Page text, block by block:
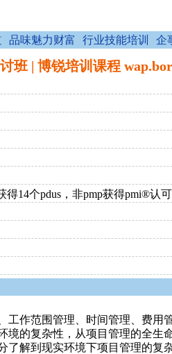
品味魅力财富 行业技能培训 企
班 | 博锐培训课程
14个pdus，非pmp获得pmi®认
作范围管理、时间管理、费用
的复杂性，从项目管理的全
解到现实环境下项目管理的